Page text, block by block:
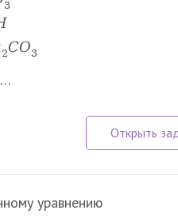
3
2CO3
уравнению